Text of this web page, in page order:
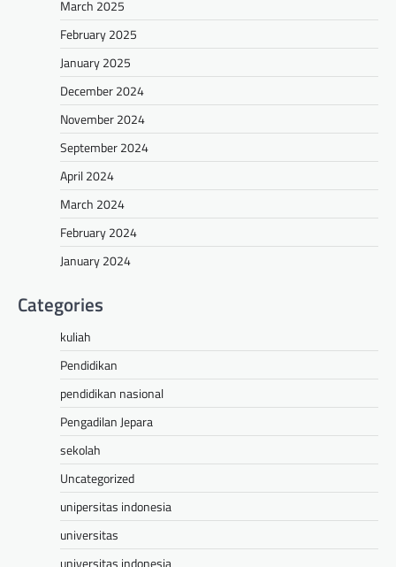
March 2025
February 2025
January 2025
December 2024
November 2024
September 2024
April 2024
March 2024
February 2024
January 2024
Categories
kuliah
Pendidikan
pendidikan nasional
Pengadilan Jepara
sekolah
Uncategorized
unipersitas indonesia
universitas